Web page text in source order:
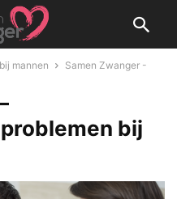
mannen
Samen Zwanger -
bij